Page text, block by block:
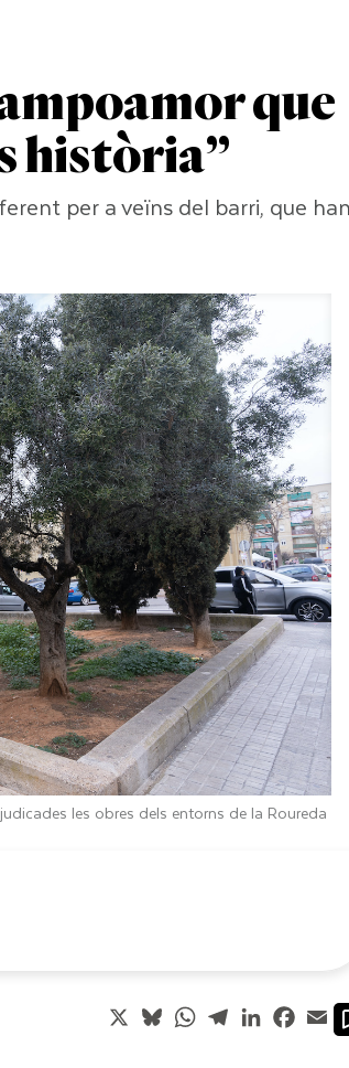
que
història”
per a veïns del barri, que
les obres dels entorns de la Roureda
X BlueskyWhatsApp
TelegramLinkedIn